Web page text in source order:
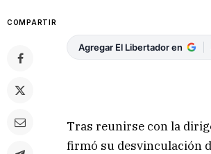
COMPARTIR
Agregar El Libertador en
Tras reunirse con la
firmó su desvinculación